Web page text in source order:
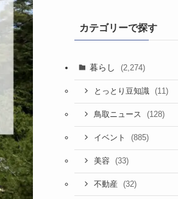
カテゴリーで探す
暮らし (2,274)
とっとり豆知識 (11)
鳥取ニュース (128)
イベント (885)
美容 (33)
不動産 (32)